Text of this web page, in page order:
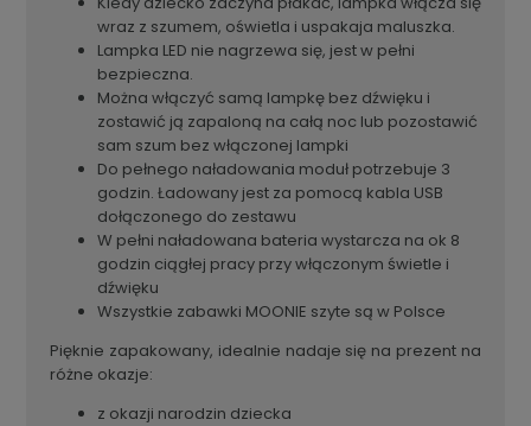
wraz z szumem, oświetla i uspakaja maluszka.
Lampka LED nie nagrzewa się, jest w pełni
bezpieczna.
Można włączyć samą lampkę bez dźwięku i
zostawić ją zapaloną na całą noc lub pozostawić
sam szum bez włączonej lampki
Do pełnego naładowania moduł potrzebuje 3
godzin. Ładowany jest za pomocą kabla USB
dołączonego do zestawu
W pełni naładowana bateria wystarcza na ok 8
godzin ciągłej pracy przy włączonym świetle i
dźwięku
Wszystkie zabawki MOONIE szyte są w Polsce
Pięknie zapakowany, idealnie nadaje się na prezent na
różne okazje:
z okazji narodzin dziecka